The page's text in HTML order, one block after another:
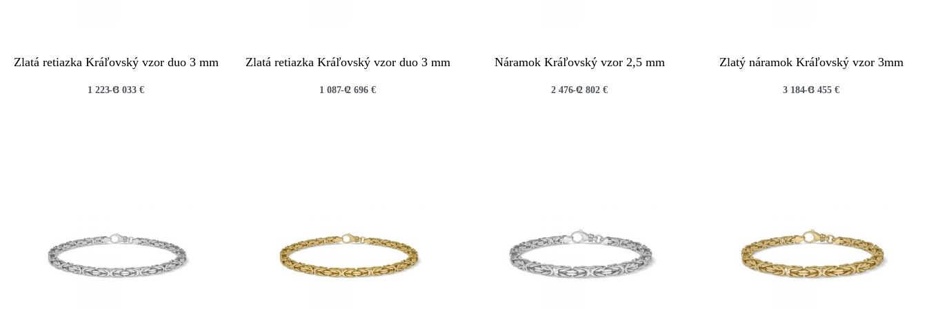
Zlatá retiazka Kráľovský vzor duo 3 mm
1 223€3 033 €
Zlatá retiazka Kráľovský vzor duo 3 mm
1 087€2 696 €
Náramok Kráľovský vzor 2,5 mm
2 476€2 802 €
Zlatý náramok Kráľovský vzor 3mm
3 184€3 455 €